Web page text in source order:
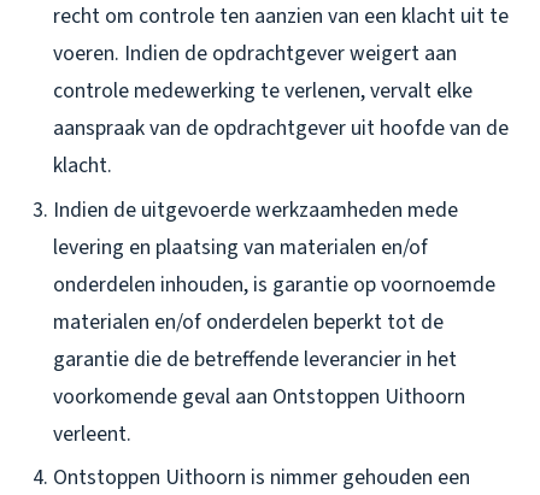
recht om controle ten aanzien van een klacht uit te
voeren. Indien de opdrachtgever weigert aan
controle medewerking te verlenen, vervalt elke
aanspraak van de opdrachtgever uit hoofde van de
klacht.
Indien de uitgevoerde werkzaamheden mede
levering en plaatsing van materialen en/of
onderdelen inhouden, is garantie op voornoemde
materialen en/of onderdelen beperkt tot de
garantie die de betreffende leverancier in het
voorkomende geval aan Ontstoppen Uithoorn
verleent.
Ontstoppen Uithoorn is nimmer gehouden een